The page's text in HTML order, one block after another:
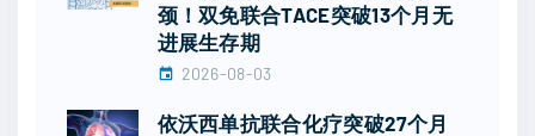
颈！双免联合TACE突破13个月无
进展生存期
2026-08-03
依沃西单抗联合化疗突破27个月